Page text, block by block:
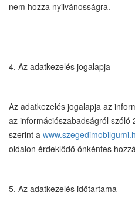
nem hozza nyilvánosságra.
4. Az adatkezelés jogalapja
Az adatkezelés jogalapja az
az információszabadságról szóló
szerint a
oldalon érdeklődő önkéntes
5. Az adatkezelés időtartama